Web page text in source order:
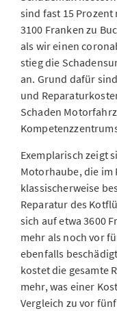
sind fast 15
3100 Franken zu
als wir einen
stieg die
an. Grund dafür
und
Schaden
Exemplarisch zeigt
Motorhaube, die im
klassischerweise
Reparatur des
sich auf etwa 3600
mehr als noch vor
ebenfalls
kostet die gesamte
mehr, was einer
Vergleich zu vor